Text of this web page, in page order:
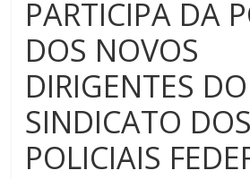
PARTICIPA DA
DOS NOVOS
DIRIGENTES DO
SINDICATO DOS
POLICIAIS